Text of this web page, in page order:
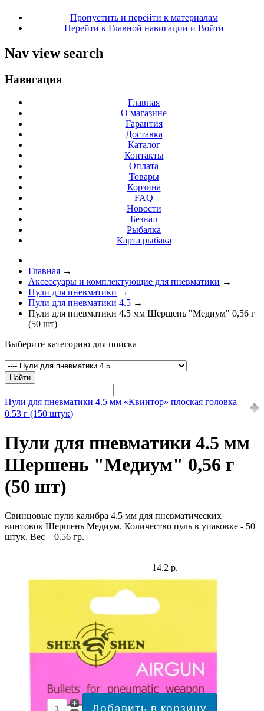
Пропустить и перейти к материалам
Перейти к Главной навигации и Войти
Nav view search
Навигация
Главная
О магазине
Гарантия
Доставка
Каталог
Контакты
Оплата
Товары
Корзина
FAQ
Новости
Безнал
Рыбалка
Карта рыбака
Главная →
Аксессуары и комплектующие для пневматики →
Пули для пневматики →
Пули для пневматики 4.5 →
Пули для пневматики 4.5 мм Шершень "Медиум" 0,56 г
(50 шт)
Выберите категорию для поиска
Найти
Пули для пневматики 4.5 мм «Квинтор» плоская головка
0.53 г (150 штук)
Пули для пневматики 4.5 мм
Шершень "Медиум" 0,56 г
(50 шт)
Свинцовые пули калибра 4.5 мм для пневматических
винтовок Шершень Медиум. Количество пуль в упаковке - 50
штук. Вес – 0.56 гр.
14.2 р.